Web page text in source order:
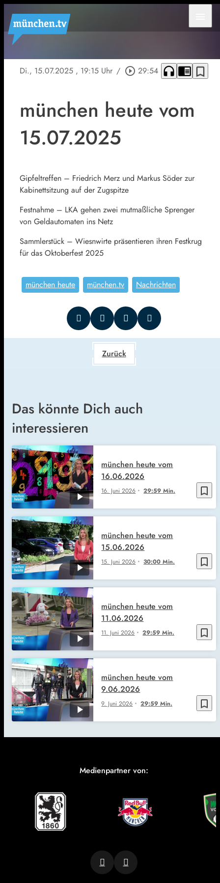
Di., 15.07.2025 , 19:15 Uhr / play_circle_outline 29:54 headphones chrome_reader_mode bookmark_border
münchen heute vom
15.07.2025
Gipfeltreffen – Friedrich Merz und Markus Söder zur
Kabinettsitzung auf der Zugspitze
Festnahme – LKA gehen zwei mutmaßliche Sprenger
von Geldautomaten ins Netz
Sammlerstück – Wiesnwirte präsentieren ihren Festkrug
für das Oktoberfest 2025
münchen heute münchen.tv Nachrichten
Zurück
Das könnte Dich auch
interessieren
bookmark_border
16. Juni 2026 29:59 Min.
münchen heute vom
16.06.2026
bookmark_border
15. Juni 2026 30:00 Min.
münchen heute vom
15.06.2026
bookmark_border
11. Juni 2026 29:59 Min.
münchen heute vom
11.06.2026
bookmark_border
9. Juni 2026 29:59 Min.
münchen heute vom
9.06.2026
Medienpartner von: